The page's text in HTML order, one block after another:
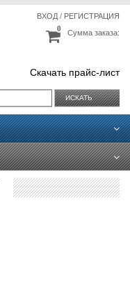
ВХОД/ РЕГИСТРАЦИЯ
Сумма заказа:
0
Скачать прайс-лист
ИСКАТЬ